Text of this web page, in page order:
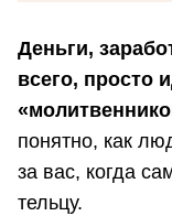
Деньги,
всего, просто
понятно, как
за вас, когда
тельцу.